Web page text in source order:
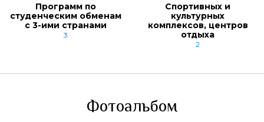
Программ по
студенческим обменам
с 3-ими странами
3
Спортивных и
культурных
комплексов, центров
отдыха
2
Фотоальбом